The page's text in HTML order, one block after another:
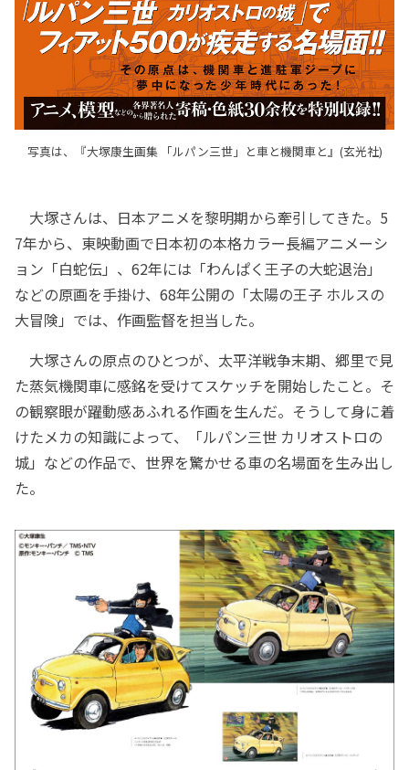
写真は、『大塚康生画集 「ルパン三世」と車と機関車と』(玄光社)
大塚さんは、日本アニメを黎明期から牽引してきた。5
7年から、東映動画で日本初の本格カラー長編アニメーシ
ョン「白蛇伝」、62年には「わんぱく王子の大蛇退治」
などの原画を手掛け、68年公開の「太陽の王子 ホルスの
大冒険」では、作画監督を担当した。
大塚さんの原点のひとつが、太平洋戦争末期、郷里で見
た蒸気機関車に感銘を受けてスケッチを開始したこと。そ
の観察眼が躍動感あふれる作画を生んだ。そうして身に着
けたメカの知識によって、「ルパン三世 カリオストロの
城」などの作品で、世界を驚かせる車の名場面を生み出し
た。